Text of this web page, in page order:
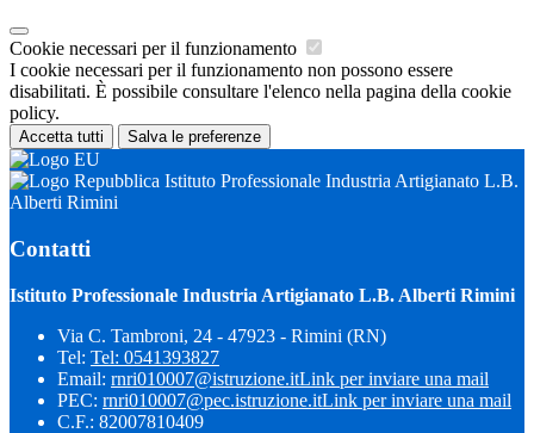
Cookie necessari per il funzionamento
I cookie necessari per il funzionamento non possono essere
disabilitati. È possibile consultare l'elenco nella pagina della cookie
policy.
Accetta tutti Salva le preferenze
Istituto Professionale Industria Artigianato L.B.
Alberti Rimini
Contatti
Istituto Professionale Industria Artigianato L.B. Alberti Rimini
Via C. Tambroni, 24 - 47923 - Rimini (RN)
Tel: Tel: 0541393827
Email: rnri010007@istruzione.itLink per inviare una mail
PEC: rnri010007@pec.istruzione.itLink per inviare una mail
C.F.: 82007810409